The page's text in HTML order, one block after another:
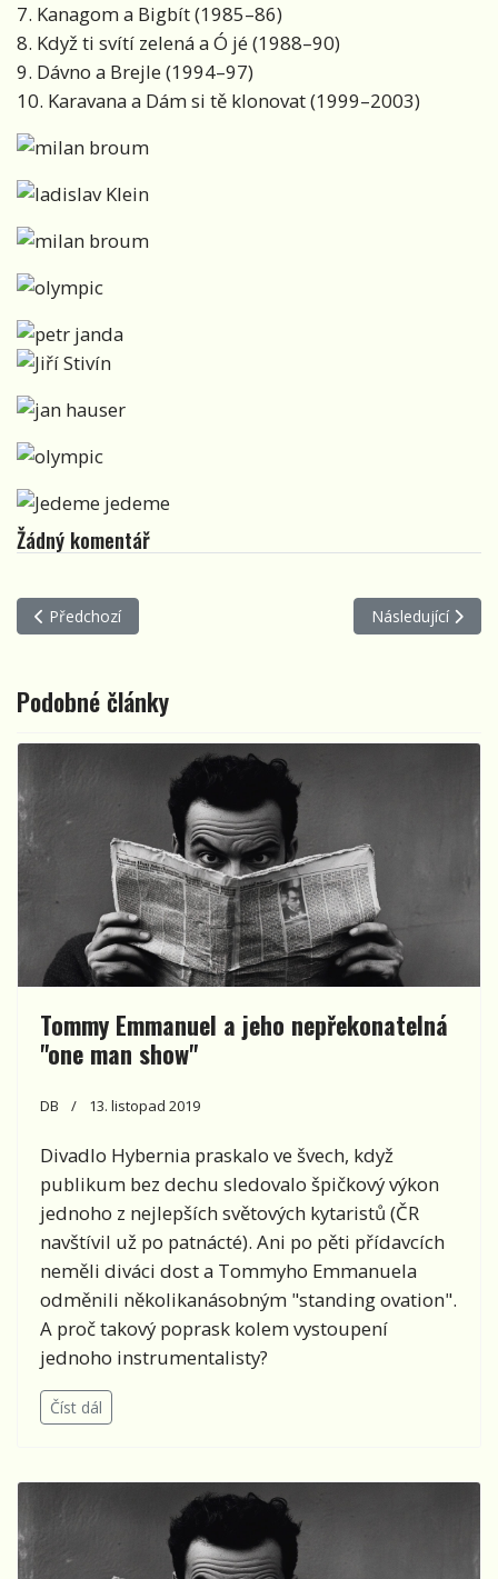
7. Kanagom a Bigbít (1985–86)
8. Když ti svítí zelená a Ó jé (1988–90)
9. Dávno a Brejle (1994–97)
10. Karavana a Dám si tě klonovat (1999–2003)
Žádný komentář
Předchozí článek: Tomáš Klus naživo
Předchozí Další článek:
Následující
Podobné články
Tommy Emmanuel a jeho nepřekonatelná
"one man show"
DB 13. listopad 2019
Divadlo Hybernia praskalo ve švech, když
publikum bez dechu sledovalo špičkový výkon
jednoho z nejlepších světových kytaristů (ČR
navštívil už po patnácté). Ani po pěti přídavcích
neměli diváci dost a Tommyho Emmanuela
odměnili několikanásobným "standing ovation".
A proč takový poprask kolem vystoupení
jednoho instrumentalisty?
Číst dál